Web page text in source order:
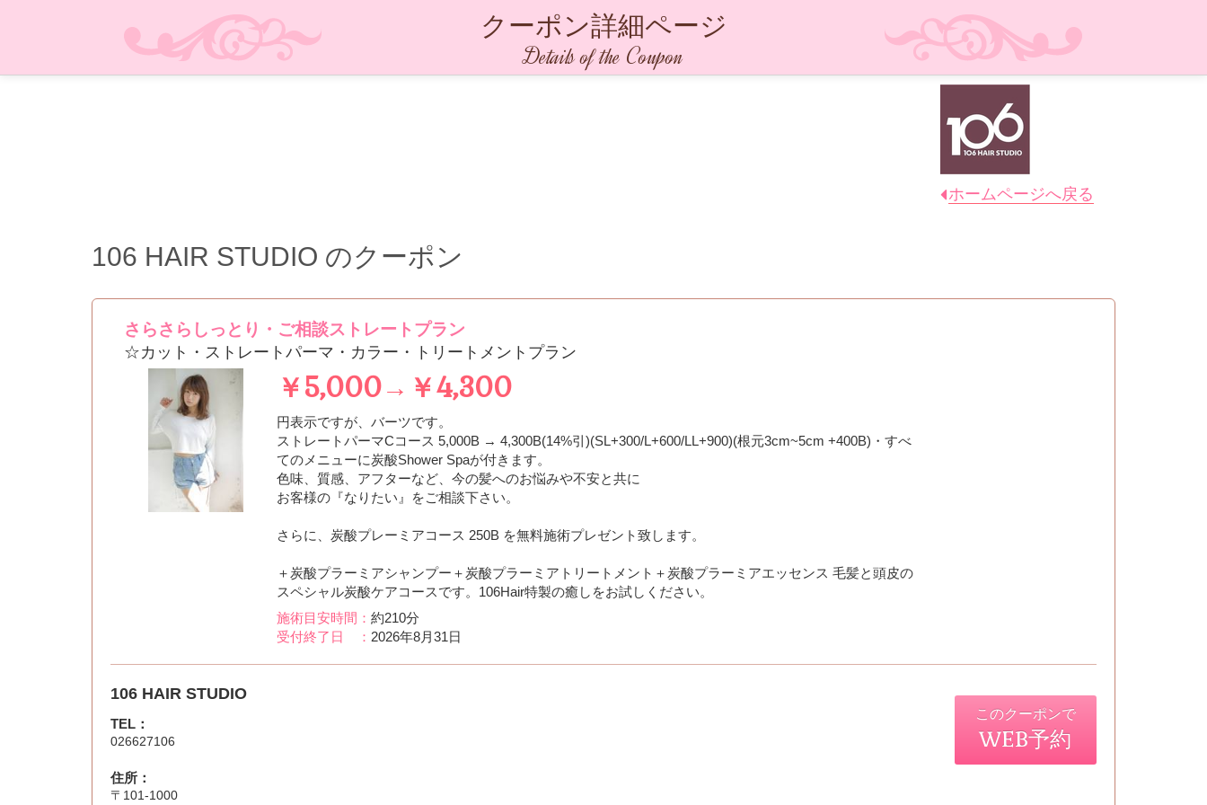
クーポン詳細ページ
Details of the Coupon
ホームページへ戻る
106 HAIR STUDIO のクーポン
さらさらしっとり・ご相談ストレートプラン
☆カット・ストレートパーマ・カラー・トリートメントプラン
￥5,000→￥4,300
円表示ですが、バーツです。
ストレートパーマCコース 5,000B → 4,300B(14%引)(SL+300/L+600/LL+900)(根元3cm~5cm +400B)・すべ
てのメニューに炭酸Shower Spaが付きます。
色味、質感、アフターなど、今の髪へのお悩みや不安と共に
お客様の『なりたい』をご相談下さい。
さらに、炭酸プレーミアコース 250B を無料施術プレゼント致します。
＋炭酸プラーミアシャンプー＋炭酸プラーミアトリートメント＋炭酸プラーミアエッセンス 毛髪と頭皮の
スペシャル炭酸ケアコースです。106Hair特製の癒しをお試しください。
施術目安時間： 約210分
受付終了日 ： 2026年8月31日
106 HAIR STUDIO
TEL：
026627106
住所：
〒101-1000
このクーポンで
WEB予約